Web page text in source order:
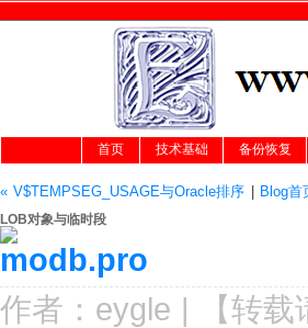
首页 技术基础 备份恢复
« V$TEMPSEG_USAGE与Oracle排序 Blog首
LOB对象与临时段
作者： eygle | 【转载